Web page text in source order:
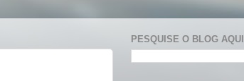
PESQUISE O BLOG AQUI